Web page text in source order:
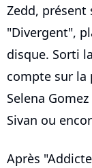
Zedd,
"Divergent",
disque. Sorti
compte sur la
Selena
Sivan ou
Après